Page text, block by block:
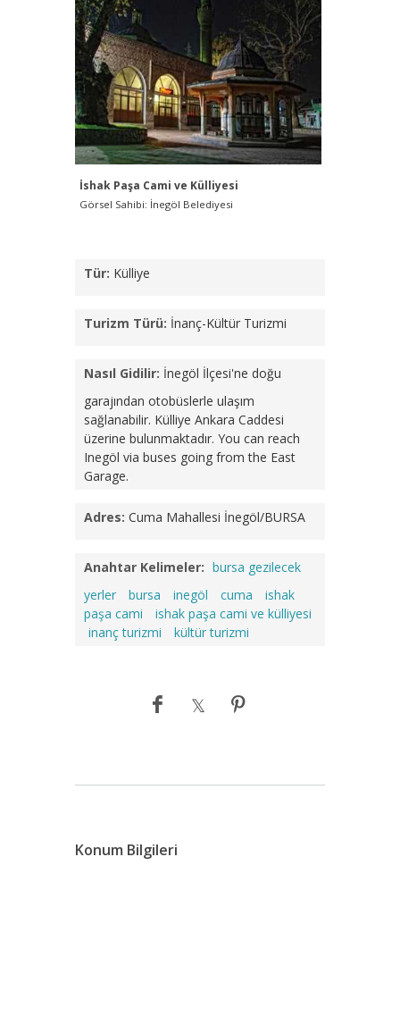
İshak Paşa Cami ve Külliyesi
Görsel Sahibi: İnegöl Belediyesi
Tür: Külliye
Turizm Türü: İnanç-Kültür Turizmi
Nasıl Gidilir: İnegöl İlçesi'ne doğu
garajından otobüslerle ulaşım
sağlanabilir. Külliye Ankara Caddesi
üzerine bulunmaktadır. You can reach
Inegöl via buses going from the East
Garage.
Adres: Cuma Mahallesi İnegöl/BURSA
Anahtar Kelimeler: bursa gezilecek
yerler
bursa inegöl cuma
ishak
paşa cami
ishak paşa cami ve külliyesi
inanç turizmi
kültür turizmi
Konum Bilgileri